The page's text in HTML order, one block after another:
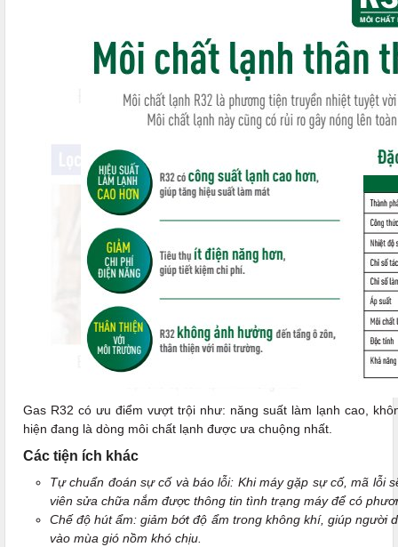
Gas R32 có ưu điểm vượt trội như: năng suất làm lạnh cao,
hiện đang là dòng môi chất lạnh được ưa chuộng nhất.
Các tiện ích khác
Tự chuẩn đoán sự cố và báo lỗi: Khi máy gặp sự cố, mã lỗi
viên sửa chữa nắm được thông tin tình trạng máy để có
Chế độ hút ẩm: giảm bớt độ ẩm trong không khí, giúp người
vào mùa gió nồm khó chịu.